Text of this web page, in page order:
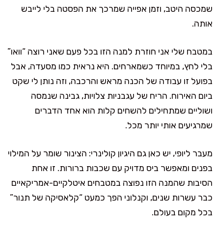
שמכסה היטב, וזמן אפייה שמרכך את הפסטה בלי לייבש
אותה.
במטבח שלי אני חוזרת למנה הזו בכל פעם שאני רוצה “וואו”
בלי לחץ, במיוחד כשמארחים. היא נראית כמו מסעדה, אבל
בפועל זו עבודה של הכנה מראש והרכבה, וזה נותן לי שקט
ביום האירוח. הריח של עגבניות צלויות, גבינה שנמסה
ושוליים שמתחילים להשחים קלות הוא אחד הדברים
שמרגיעים אותי יותר מכל.
מעבר ליופי, יש כאן גם היגיון קולינרי: הצינור שומר על המילוי
בפנים ומאפשר ביס מדויק עם שכבות ברורות. זו אחת
הסיבות שהמנה הזו נפוצה במטבחים איטלקיים-אמריקאיים
כבר עשרות שנים, וקנלוני הפך כמעט “קלאסיקה של תנור”
בכל מקום בעולם.